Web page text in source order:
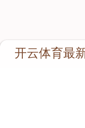
立即咨询：